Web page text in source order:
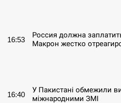
16:53
Россия должна
Макрон жестко
16:40
У Пакистані обмежили
міжнародними ЗМІ